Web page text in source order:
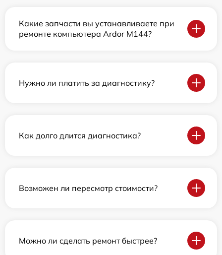
Какие запчасти вы устанавливаете при
ремонте компьютера Ardor M144?
Нужно ли платить за диагностику?
Как долго длится диагностика?
Возможен ли пересмотр стоимости?
Можно ли сделать ремонт быстрее?